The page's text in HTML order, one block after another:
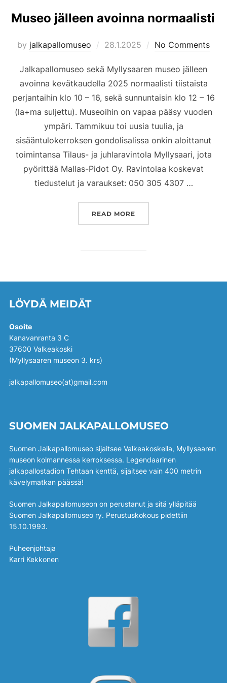
Museo jälleen avoinna normaalisti
by jalkapallomuseo
Posted
28.1.2025 No Comments
Jalkapallomuseo sekä Myllysaaren museo jälleen
avoinna kevätkaudella 2025 normaalisti tiistaista
perjantaihin klo 10 – 16, sekä sunnuntaisin klo 12 – 16
(la+ma suljettu). Museoihin on vapaa pääsy vuoden
ympäri. Tammikuu toi uusia tuulia, ja
sisääntulokerroksen gondolisalissa onkin aloittanut
toimintansa Tilaus- ja juhlaravintola Myllysaari, jota
pyörittää Mallas-Pidot Oy. Ravintolaa koskevat
tiedustelut ja varaukset: 050 305 4307 …
READ MORE
LÖYDÄ MEIDÄT
Osoite
Kanavanranta 3 C
37600 Valkeakoski
(Myllysaaren museon 3. krs)
jalkapallomuseo(at)gmail.com
SUOMEN JALKAPALLOMUSEO
Suomen Jalkapallomuseo sijaitsee Valkeakoskella, Myllysaaren
museon kolmannessa kerroksessa. Legendaarinen
jalkapallostadion Tehtaan kenttä, sijaitsee vain 400 metrin
kävelymatkan päässä!
Suomen Jalkapallomuseon on perustanut ja sitä ylläpitää
Suomen Jalkapallomuseo ry. Perustuskokous pidettiin
15.10.1993.
Puheenjohtaja
Karri Kekkonen